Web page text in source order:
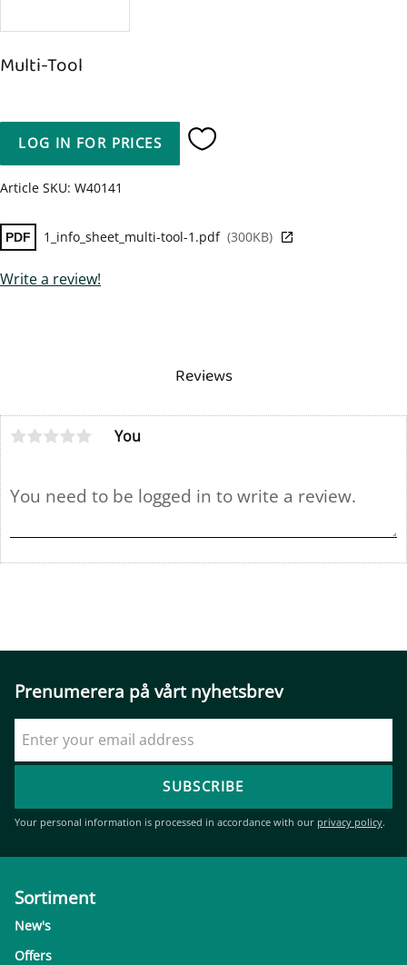
Multi-Tool
LOG IN FOR PRICES Add to favorites
Article SKU W40141
1_info_sheet_multi-tool-1.pdf 300KB
Write a review!
Reviews
You
Prenumerera på vårt nyhetsbrev
SUBSCRIBE
Your personal information is processed in accordance with our privacy policy.
Sortiment
New's
Offers